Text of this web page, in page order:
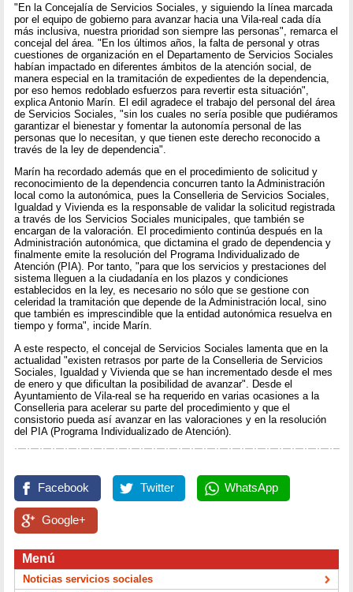
"En la Concejalía de Servicios Sociales, y siguiendo la línea marcada
por el equipo de gobierno para avanzar hacia una Vila-real cada día
más inclusiva, nuestra prioridad son siempre las personas", remarca el
concejal del área. "En los últimos años, la falta de personal y otras
cuestiones de organización en el Departamento de Servicios Sociales
habían impactado en diferentes ámbitos de la atención social, de
manera especial en la tramitación de expedientes de la dependencia,
por eso hemos redoblado esfuerzos para revertir esta situación",
explica Antonio Marín. El edil agradece el trabajo del personal del área
de Servicios Sociales, "sin los cuales no sería posible que pudiéramos
garantizar el bienestar y fomentar la autonomía personal de las
personas que lo necesitan, y que tienen este derecho reconocido a
través de la ley de dependencia".
Marín ha recordado además que en el procedimiento de solicitud y
reconocimiento de la dependencia concurren tanto la Administración
local como la autonómica, pues la Conselleria de Servicios Sociales,
Igualdad y Vivienda es la responsable de validar la solicitud registrada
a través de los Servicios Sociales municipales, que también se
encargan de la valoración. El procedimiento continúa después en la
Administración autonómica, que dictamina el grado de dependencia y
finalmente emite la resolución del Programa Individualizado de
Atención (PIA). Por tanto, "para que los servicios y prestaciones del
sistema lleguen a la ciudadanía en los plazos y condiciones
establecidos en la ley, es necesario no sólo que se gestione con
celeridad la tramitación que depende de la Administración local, sino
que también es imprescindible que la entidad autonómica resuelva en
tiempo y forma", incide Marín.
A este respecto, el concejal de Servicios Sociales lamenta que en la
actualidad "existen retrasos por parte de la Conselleria de Servicios
Sociales, Igualdad y Vivienda que se han incrementado desde el mes
de enero y que dificultan la posibilidad de avanzar". Desde el
Ayuntamiento de Vila-real se ha requerido en varias ocasiones a la
Conselleria para acelerar su parte del procedimiento y que el
consistorio pueda así avanzar en las valoraciones y en la resolución
del PIA (Programa Individualizado de Atención).
Facebook Twitter WhatsApp
Google+
Menú
Noticias servicios sociales